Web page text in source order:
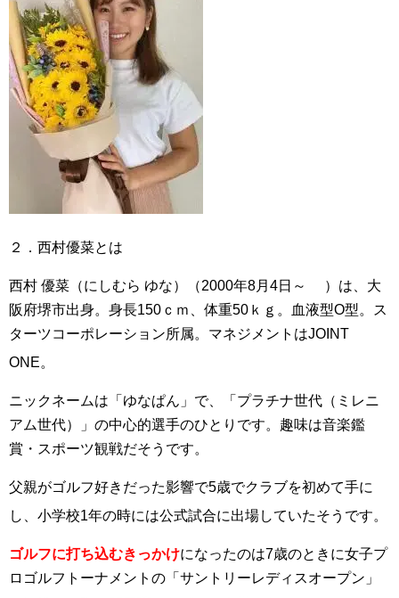
２．西村優菜とは
西村 優菜（にしむら ゆな）（2000年8月4日～ ）は、大
阪府堺市出身。身長150ｃｍ、体重50ｋｇ。血液型O型。ス
ターツコーポレーション所属。マネジメントはJOINT
ONE。
ニックネームは「ゆなぱん」で、「プラチナ世代（ミレニ
アム世代）」の中心的選手のひとりです。趣味は音楽鑑
賞・スポーツ観戦だそうです。
父親がゴルフ好きだった影響で5歳でクラブを初めて手に
し、小学校1年の時には公式試合に出場していたそうです。
ゴルフに打ち込むきっかけになったのは7歳のときに女子プ
ロゴルフトーナメントの「サントリーレディスオープン」